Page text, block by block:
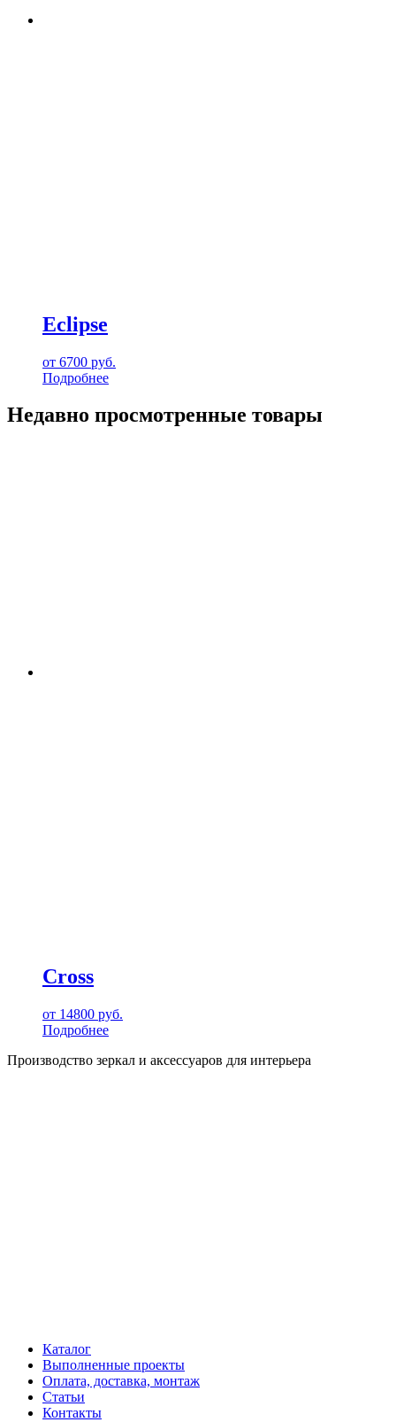
Eclipse
от 6700 руб.
Подробнее
Недавно просмотренные товары
Cross
от 14800 руб.
Подробнее
Производство зеркал и аксессуаров для интерьера
Каталог
Выполненные проекты
Оплата, доставка, монтаж
Статьи
Контакты